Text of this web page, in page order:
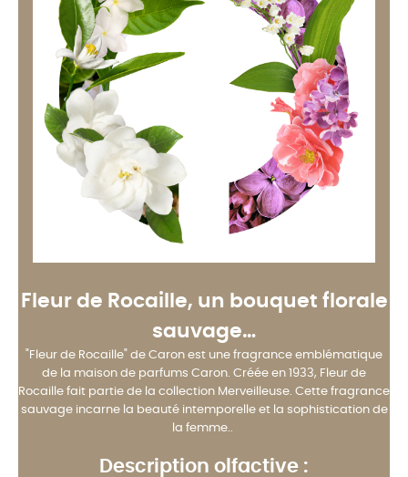
Fleur de Rocaille, un bouquet florale
sauvage…
"Fleur de Rocaille" de Caron est une fragrance emblématique
de la maison de parfums Caron. Créée en 1933, Fleur de
Rocaille fait partie de la collection Merveilleuse. Cette fragrance
sauvage incarne la beauté intemporelle et la sophistication de
la femme..
Description olfactive :